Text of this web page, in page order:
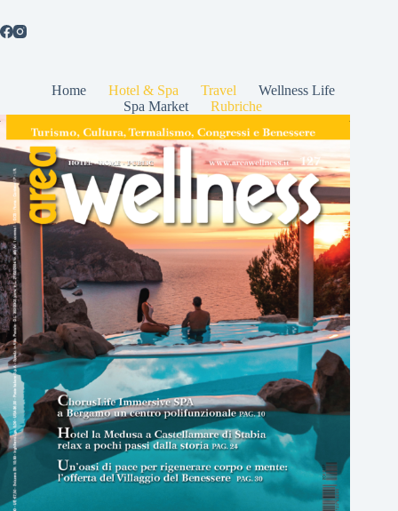
Home Hotel & Spa Travel
Wellness Life
Spa Market
Rubriche